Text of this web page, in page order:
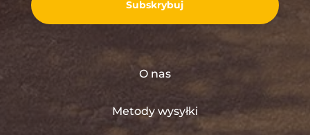
Subskrybuj
O nas
Metody wysyłki